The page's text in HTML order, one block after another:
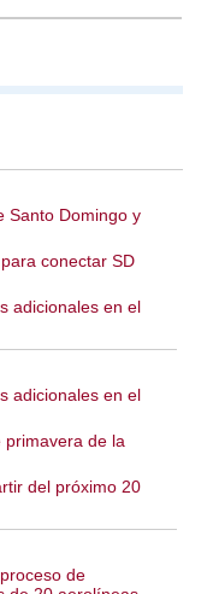
Santo Domingo y
conectar SD
adicionales en el
adicionales en el
primavera de la
del próximo 20
de